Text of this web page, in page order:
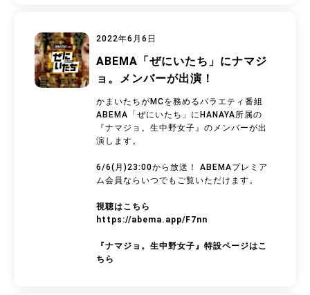
2022年6月6日
ABEMA「ぜにいたち」にナマジ
ョ。メンバーが出演！
かまいたちがMCを務めるバラエティ番組
ABEMA「ぜにいたち」にHANAYA所属の
『ナマジョ。生中野女子』のメンバーが出
演します。
6/6(月)23:00から放送！ ABEMAプレミア
ム会員ならいつでもご覧いただけます。
視聴はこちら
https://abema.app/F7nn
『ナマジョ。生中野女子』特設ページはこ
ちら